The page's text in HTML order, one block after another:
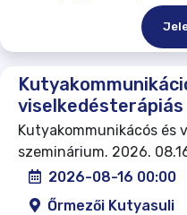
Kutyakommunikácós és
szeminárium. 2026.
2026-08-16 00:00
Őrmezői Kutyasuli